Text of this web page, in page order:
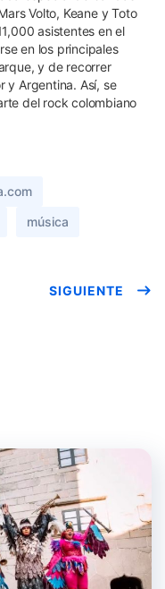
Volto, Keane y Toto
asistentes en el
en los principales
y de recorrer
y Argentina. Así, se
del rock colombiano
música
SIGUIENTE